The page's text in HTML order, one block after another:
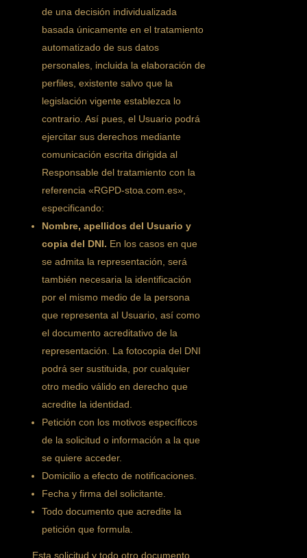
de una decisión individualizada
basada únicamente en el tratamiento
automatizado de sus datos
personales, incluida la elaboración de
perfiles, existente salvo que la
legislación vigente establezca lo
contrario. Así pues, el Usuario podrá
ejercitar sus derechos mediante
comunicación escrita dirigida al
Responsable del tratamiento con la
referencia «RGPD-stoa.com.es»,
especificando:
Nombre, apellidos del Usuario y
copia del DNI. En los casos en que
se admita la representación, será
también necesaria la identificación
por el mismo medio de la persona
que representa al Usuario, así como
el documento acreditativo de la
representación. La fotocopia del DNI
podrá ser sustituida, por cualquier
otro medio válido en derecho que
acredite la identidad.
Petición con los motivos específicos
de la solicitud o información a la que
se quiere acceder.
Domicilio a efecto de notificaciones.
Fecha y firma del solicitante.
Todo documento que acredite la
petición que formula.
Esta solicitud y todo otro documento